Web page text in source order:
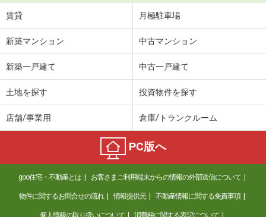
賃貸 月極駐車場
新築マンション 中古マンション
新築一戸建て 中古一戸建て
土地を探す 投資物件を探す
店舗/事業用 倉庫/トランクルーム
PC版へ
goo住宅・不動産とは お客さまご利用端末からの情報の外部送信について
物件に関するお問合せの流れ 情報提供元 不動産情報に関する免責事項
個人情報の取り扱いについて 消費税に関する表記について